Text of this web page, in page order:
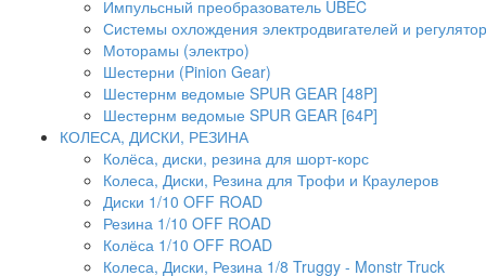
Импульсный преобразователь UBEC
Системы охлождения электродвигателей и
Моторамы (электро)
Шестерни (Pinion Gear)
Шестернм ведомые SPUR GEAR [48P]
Шестернм ведомые SPUR GEAR [64P]
КОЛЕСА, ДИСКИ, РЕЗИНА
Колёса, диски, резина для шорт-корс
Колеса, Диски, Резина для Трофи и Краулеров
Диски 1/10 OFF ROAD
Резина 1/10 OFF ROAD
Колёса 1/10 OFF ROAD
Колеса, Диски, Резина 1/8 Truggy - Monstr Truck